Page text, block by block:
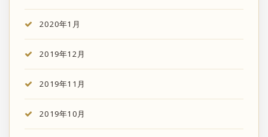
2020年1月
2019年12月
2019年11月
2019年10月